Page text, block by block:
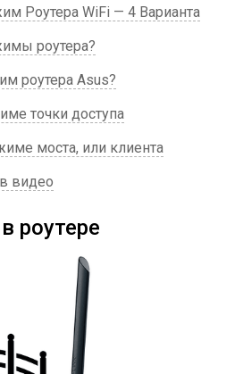
Роутера WiFi — 4 Варианта
роутера?
роутера Asus?
точки доступа
моста, или клиента
видео
роутере